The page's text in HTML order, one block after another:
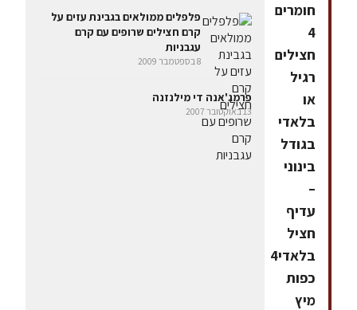
חומרים
4
חצילים
רגיל
או
בלאדי
בגודל
בינוני
–
עדיף
חציל
בלאדי4
כפות
מיץ
פלפלים ממולאים בגבינת עזים על
קרם חצילים שרופים עם קרם
עגבניות
8 בספטמבר 2009
פרמג'אנה די מילנזנה
13 באוקטובר 2007